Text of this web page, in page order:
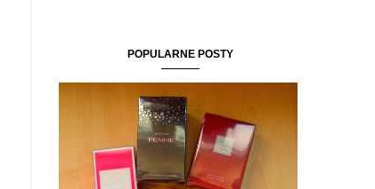
POPULARNE POSTY